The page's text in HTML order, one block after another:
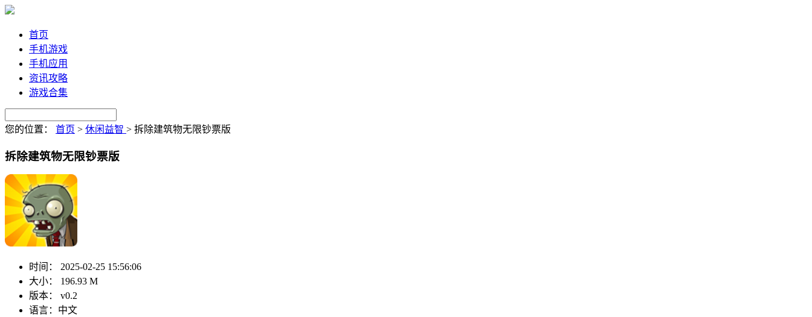
首页
手机游戏
手机应用
资讯攻略
游戏合集
您的位置： 首页 > 休闲益智 > 拆除建筑物无限钞票版
拆除建筑物无限钞票版
时间：
2025-02-25 15:56:06
大小：
196.93 M
版本：
v0.2
语言： 中文